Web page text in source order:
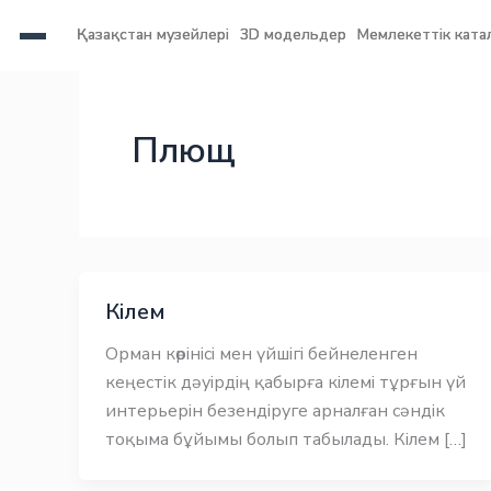
Қазақстан музейлері 3D модельдер Мемлекеттік
Қазақстан музейлері 3D модельдер Мемлекеттік
Плющ
Кілем
Орман көрінісі мен үйшігі бейнеленген
кеңестік дәуірдің қабырға кілемі тұрғын үй
интерьерін безендіруге арналған сәндік
тоқыма бұйымы болып табылады. Кілем […]